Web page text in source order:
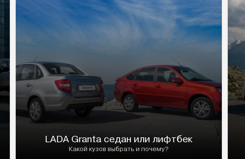
LADA Granta седан или лифтбек
Какой кузов выбрать и почему?